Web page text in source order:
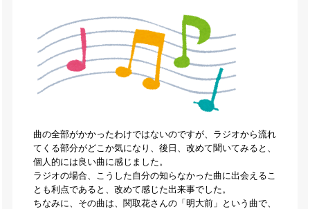
曲の全部がかかったわけではないのですが、ラジオから流れ
てくる部分がどこか気になり、後日、改めて聞いてみると、
個人的には良い曲に感じました。
ラジオの場合、こうした自分の知らなかった曲に出会えるこ
とも利点であると、改めて感じた出来事でした。
ちなみに、その曲は、関取花さんの「明大前」という曲で、